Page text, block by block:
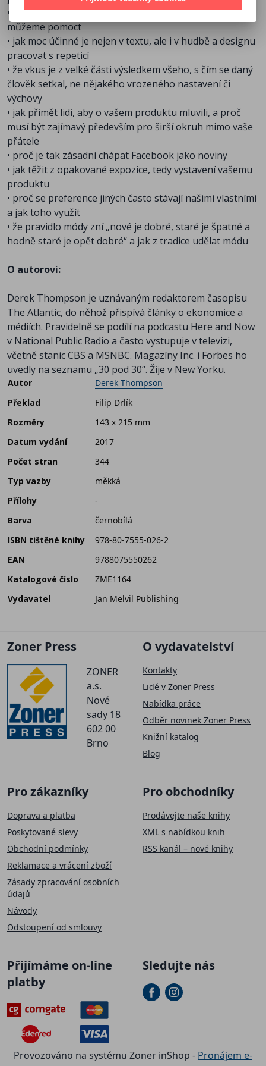
Yorku.
• že velkou roli při šíření hitů hraje náhoda, které však
můžeme pomoct
• jak moc účinné je nejen v textu, ale i v hudbě a designu
pracovat s repeticí
• že vkus je z velké části výsledkem všeho, s čím se daný
člověk setkal, ne nějakého vrozeného nastavení či
výchovy
• jak přimět lidi, aby o vašem produktu mluvili, a proč
musí být zajímavý především pro širší okruh mimo vaše
přátele
• proč je tak zásadní chápat Facebook jako noviny
• jak těžit z opakované expozice, tedy vystavení vašemu
produktu
• proč se preference jiných často stávají našimi vlastními
a jak toho využít
• že pravidlo módy zní „nové je dobré, staré je špatné a
hodně staré je opět dobré“ a jak z tradice udělat módu
O autorovi:
Derek Thompson je uznávaným redaktorem časopisu
The Atlantic, do něhož přispívá články o ekonomice a
médiích. Pravidelně se podílí na podcastu Here and Now
v National Public Radio a často vystupuje v televizi,
včetně stanic CBS a MSNBC. Magazíny Inc. i Forbes ho
uvedly na seznamu „30 pod 30“. Žije v New Yorku.
Autor
Derek Thompson
Překlad
Filip Drlík
Rozměry
143 x 215 mm
Datum vydání
2017
Počet stran
344
Typ vazby
měkká
Přílohy
-
Barva
černobílá
ISBN tištěné knihy
978-80-7555-026-2
EAN
9788075550262
Katalogové číslo
ZME1164
Vydavatel
Jan Melvil Publishing
Zoner Press
ZONER
a.s.
Nové
sady 18
602 00
Brno
O vydavatelství
Kontakty
Lidé v Zoner Press
Nabídka práce
Odběr novinek Zoner Press
Knižní katalog
Blog
Pro zákazníky
Doprava a platba
Poskytované slevy
Obchodní podmínky
Reklamace a vrácení zboží
Zásady zpracování osobních
údajů
Návody
Odstoupení od smlouvy
Pro obchodníky
Prodávejte naše knihy
XML s nabídkou knih
RSS kanál – nové knihy
Přijímáme on-line
platby
Sledujte nás
Provozováno na systému Zoner inShop - Pronájem e-